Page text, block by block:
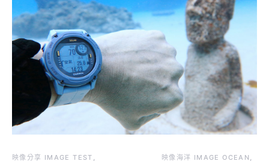
映像分享 IMAGE TEST 映像海洋 IMAGE OCEAN